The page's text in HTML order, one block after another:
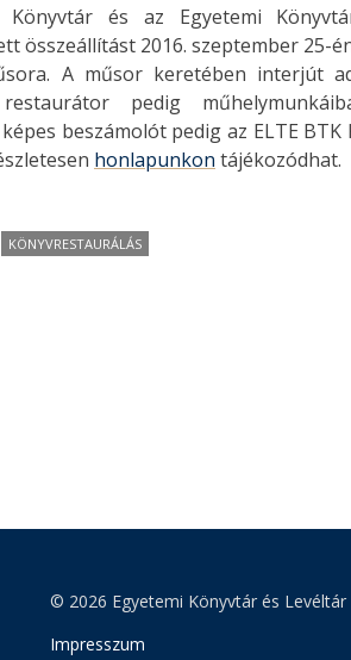
Könyvtár és az Egyetemi
összeállítást 2016. szeptember 25-
A műsor keretében interjút
pedig
beszámolót pedig az ELTE BTK
honlapunkon tájékozódhat.
KÖNYVRESTAURÁLÁS
© 2026 Egyetemi Könyvtár és Levéltár
Impresszum